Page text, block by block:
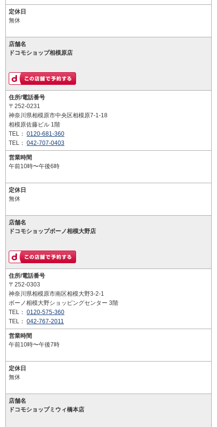
定休日
無休
店舗名
ドコモショップ相模原店
住所/電話番号
〒252-0231
神奈川県相模原市中央区相模原7-1-18
相模原佐藤ビル 1階
TEL： 0120-681-360
TEL： 042-707-0403
営業時間
午前10時〜午後6時
定休日
無休
店舗名
ドコモショップボーノ相模大野店
住所/電話番号
〒252-0303
神奈川県相模原市南区相模大野3-2-1
ボーノ相模大野ショッピングセンター 3階
TEL： 0120-575-360
TEL： 042-767-2011
営業時間
午前10時〜午後7時
定休日
無休
店舗名
ドコモショップミウィ橋本店